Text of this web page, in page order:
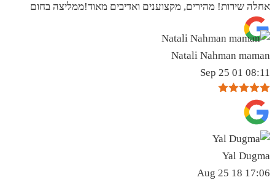
אחלה שירות! מהירים, מקצוענים ואדיבים מאוד!ממליצה בחום
Natali Nahman maman
08:11 01 Sep 25
Yal Dugma
17:06 18 Aug 25